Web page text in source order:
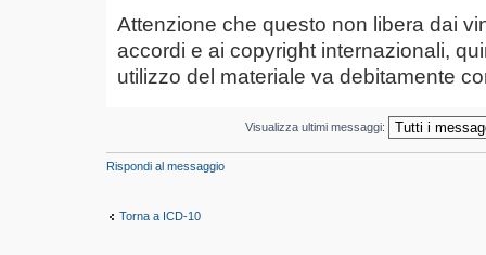
Attenzione che questo non libera dai
accordi e ai copyright internazionali,
utilizzo del materiale va debitamente
Visualizza ultimi messaggi:
Rispondi al messaggio
Torna a ICD-10